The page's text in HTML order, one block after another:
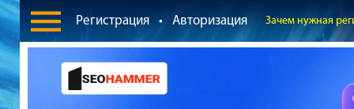
Регистрация • Авторизация Зачем нужная